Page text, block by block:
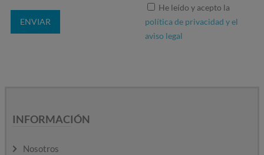
He leído y acepto la
política de privacidad y el
aviso legal
INFORMACIÓN
Nosotros